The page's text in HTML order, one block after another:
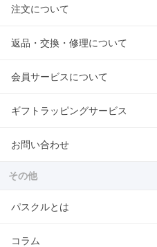
注文について
返品・交換・修理について
会員サービスについて
ギフトラッピングサービス
お問い合わせ
その他
パスクルとは
コラム